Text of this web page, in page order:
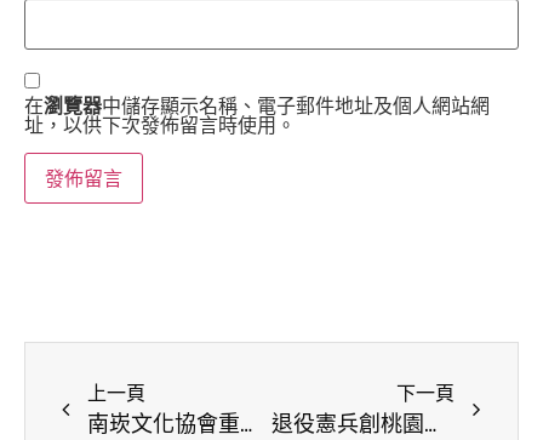
在瀏覽器中儲存顯示名稱、電子郵件地址及個人網站網
址，以供下次發佈留言時使用。
上一頁
南崁文化協會重視人際交流，拉近社區共同守護學童安全
下一頁
退役憲兵創桃園市格制道防身運動文教協會 推廣新興防身武術